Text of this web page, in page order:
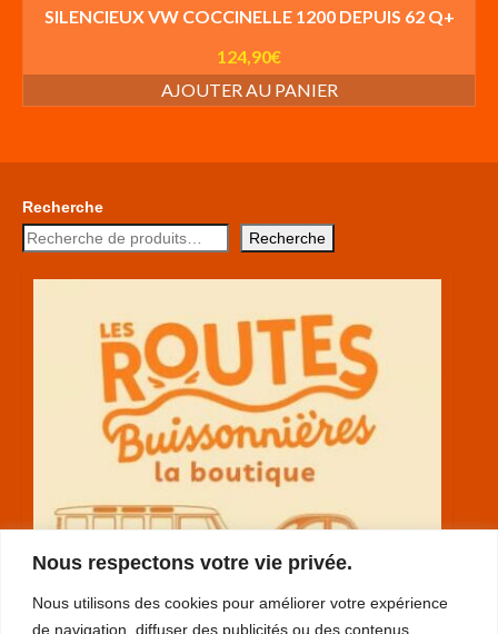
Nous respectons votre vie privée.
Nous utilisons des cookies pour améliorer votre expérience
de navigation, diffuser des publicités ou des contenus
SILENCIEUX VW COCCINELLE 1200 DEPUIS 62 Q+
124,90€
AJOUTER AU PANIER
Recherche
Recherche